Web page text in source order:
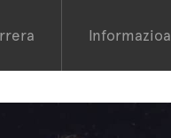
Informazioa